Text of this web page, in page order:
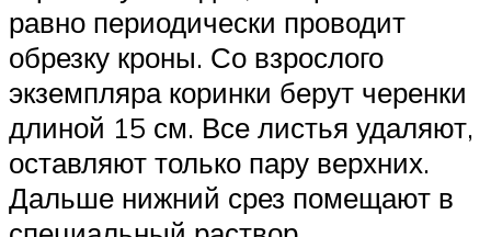
равно периодически проводит
обрезку кроны. Со взрослого
экземпляра коринки берут черенки
длиной 15 см. Все листья удаляют,
оставляют только пару верхних.
Дальше нижний срез помещают в